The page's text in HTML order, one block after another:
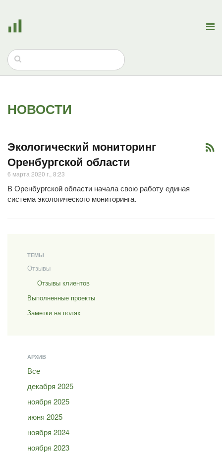
НОВОСТИ
Экологический мониторинг
Оренбургской области
6 марта 2020 г., 8:23
В Оренбургской области начала свою работу единая
система экологического мониторинга.
ТЕМЫ
Отзывы
Отзывы клиентов
Выполненные проекты
Заметки на полях
АРХИВ
Все
декабря 2025
ноября 2025
июня 2025
ноября 2024
ноября 2023